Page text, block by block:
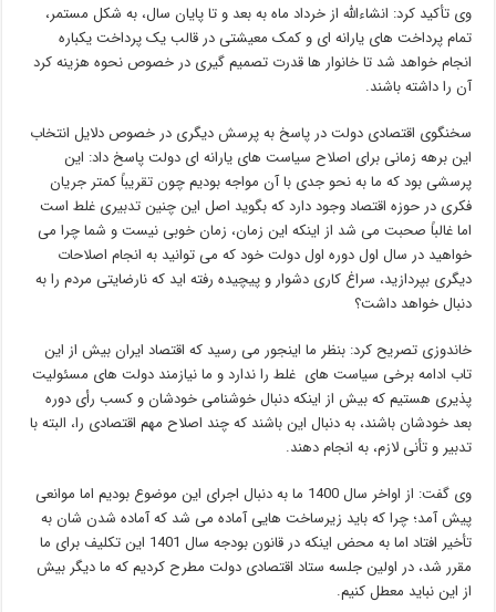
وی تأکید کرد: انشاءالله از خرداد ماه به بعد و تا پایان سال، به شکل مستمر،
تمام پرداخت های یارانه ای و کمک معیشتی در قالب یک پرداخت یکباره
انجام خواهد شد تا خانوار ها قدرت تصمیم گیری در خصوص نحوه هزینه کرد
آن را داشته باشند.
سخنگوی اقتصادی دولت در پاسخ به پرسش دیگری در خصوص دلایل انتخاب
این برهه زمانی برای اصلاح سیاست های یارانه ای دولت پاسخ داد: این
پرسشی بود که ما به نحو جدی با آن مواجه بودیم چون تقریبا‌ً کمتر جریان
فکری در حوزه اقتصاد وجود دارد که بگوید اصل این چنین تدبیری غلط است
اما غالباً صحبت می شد از اینکه این زمان، زمان خوبی نیست و شما چرا می
خواهید در سال اول دوره اول دولت خود که می توانید به انجام اصلاحات
دیگری بپردازید، سراغ کاری دشوار و پیچیده رفته اید که نارضایتی مردم را به
دنبال خواهد داشت؟
خاندوزی تصریح کرد: بنظر ما اینجور می رسید که اقتصاد ایران بیش از این
تاب ادامه برخی سیاست های غلط را ندارد و ما نیازمند دولت های مسئولیت
پذیری هستیم که بیش از اینکه دنبال خوشنامی خودشان و کسب رأی دوره
بعد خودشان باشند، به دنبال این باشند که چند اصلاح مهم اقتصادی را، البته با
تدبیر و تأنی لازم، به انجام دهند.
وی گفت: از اواخر سال 1400 ما به دنبال اجرای این موضوع بودیم اما موانعی
پیش آمد؛ چرا که باید زیرساخت هایی آماده می شد که آماده شدن شان به
تأخیر افتاد اما به محض اینکه در قانون بودجه سال 1401 این تکلیف برای ما
مقرر شد، در اولین جلسه ستاد اقتصادی دولت مطرح کردیم که ما دیگر بیش
از این نباید معطل کنیم.